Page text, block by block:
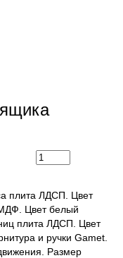
плита ЛДСП. Цвет
Цвет белый
плита ЛДСП. Цвет
и ручки Gamet.
Размер